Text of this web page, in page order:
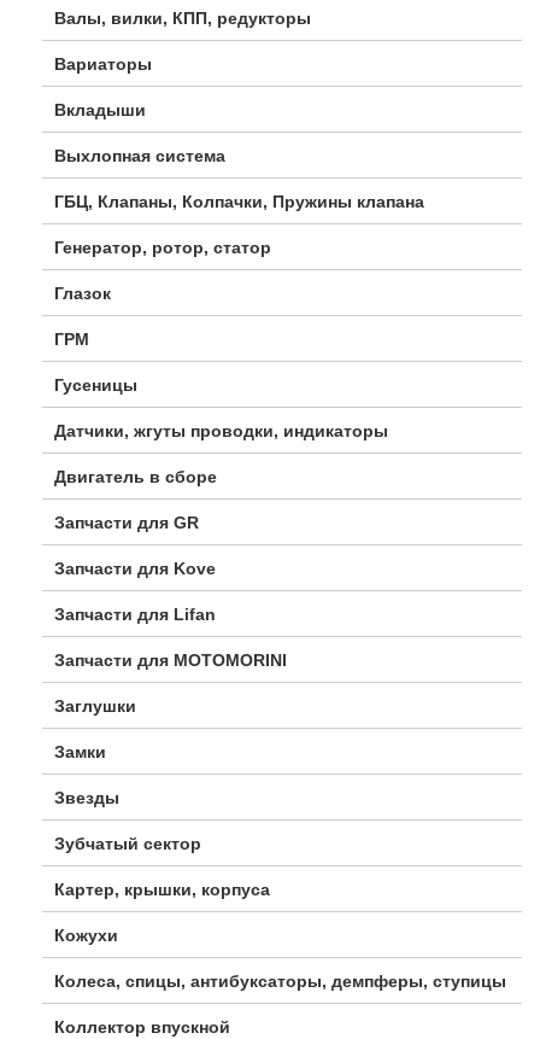
Валы, вилки, КПП, редукторы
Вариаторы
Вкладыши
Выхлопная система
ГБЦ, Клапаны, Колпачки, Пружины клапана
Генератор, ротор, статор
Глазок
ГРМ
Гусеницы
Датчики, жгуты проводки, индикаторы
Двигатель в сборе
Запчасти для GR
Запчасти для Kove
Запчасти для Lifan
Запчасти для MOTOMORINI
Заглушки
Замки
Звезды
Зубчатый сектор
Картер, крышки, корпуса
Кожухи
Колеса, спицы, антибуксаторы, демпферы, ступицы
Коллектор впускной